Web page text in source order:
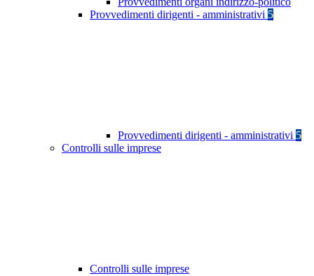
Provvedimenti dirigenti - amministrativi 5
Provvedimenti dirigenti - amministrativi 5
Controlli sulle imprese
Controlli sulle imprese